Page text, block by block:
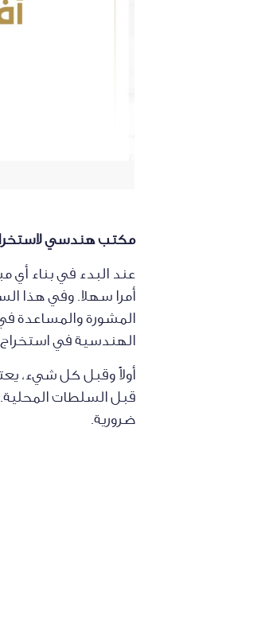
مكتب هندسي
عند البدء في بناء أي
أمرا سهلا. وفي هذا
المشورة والمساعدة
الهندسية في
أولاً وقبل كل شيء،
قبل السلطات
ضرورية.